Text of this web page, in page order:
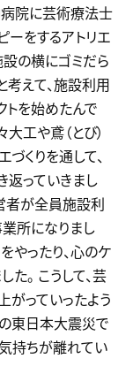
院に芸術療法士
ーをするアトリエ
の横にゴミだら
考えて、施設利用
を始めたんで
工や鳶（とび）
くりを通して、
返っていきまし
者が全員施設利
所になりまし
やったり、心のケ
。 こうして、芸
っていったよう
の東日本大震災で
持ちが離れてい